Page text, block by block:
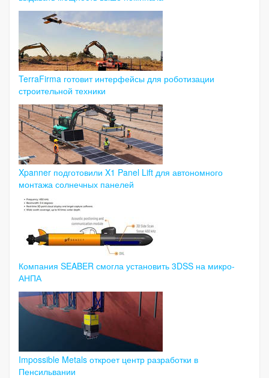
TerraFirma готовит интерфейсы для роботизации
строительной техники
Xpanner подготовили X1 Panel Lift для автономного
монтажа солнечных панелей
Компания SEABER смогла установить 3DSS на микро-
АНПА
Impossible Metals откроет центр разработки в
Пенсильвании